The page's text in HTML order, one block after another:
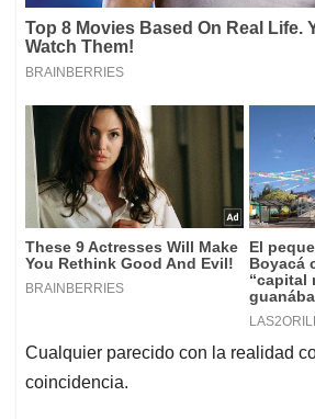
Cualquier parecido con la realidad
coincidencia.